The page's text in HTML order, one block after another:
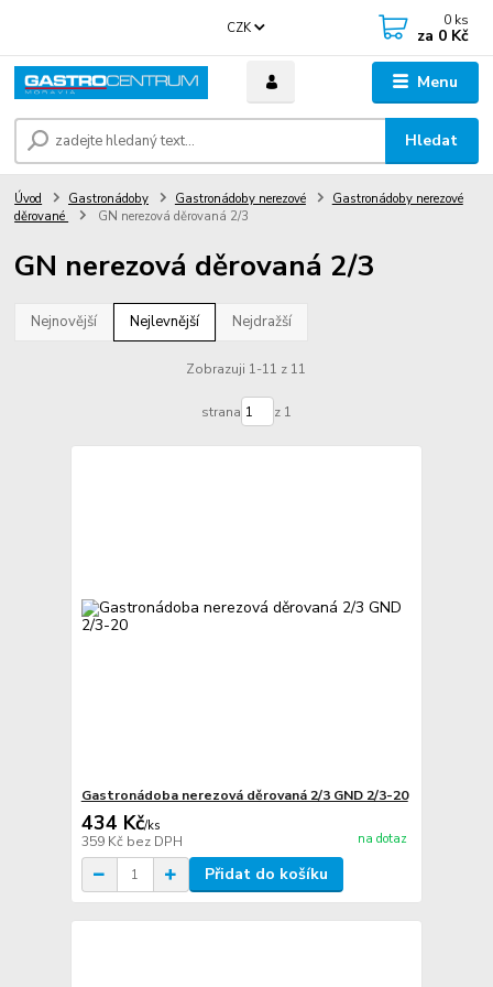
Menu
CZK
Hledat
0 ks
za 0 Kč
Úvod Gastronádoby Gastronádoby nerezové
Gastronádoby nerezové
děrované
GN nerezová děrovaná 2/3
GN nerezová děrovaná 2/3
Nejnovější Nejlevnější Nejdražší
Zobrazuji 1-11 z 11
strana z 1
Gastronádoba nerezová děrovaná 2/3 GND 2/3-20
434 Kč/ks
359 Kč bez DPH na dotaz
Přidat do košíku